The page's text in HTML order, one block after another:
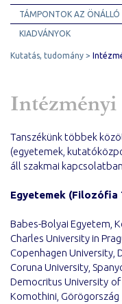
TÁMPONTOK AZ ÖNÁLLÓ
KIADVÁNYOK
Kutatás, tudomány
Intézményi
Tanszékünk többek
(egyetemek,
áll szakmai
Egyetemek (Filozófia
Babes-Bolyai Egyetem,
Charles University in
Copenhagen University,
Coruna University,
Democritus University
Komothini, Görögország